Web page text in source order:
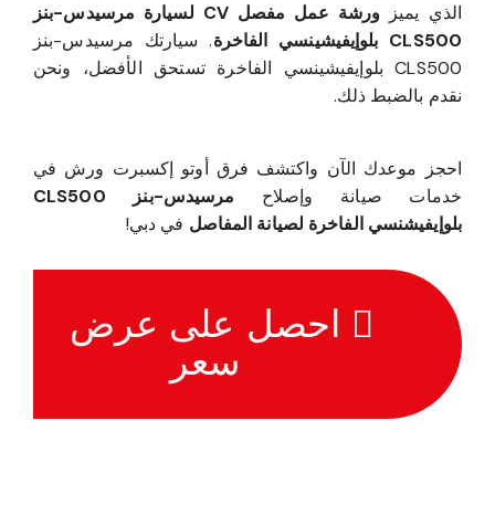
الذي يميز
ورشة عمل مفصل CV لسيارة مرسيدس-بنز
CLS500 بلوإيفيشينسي الفاخرة
. سيارتك مرسيدس-بنز
CLS500 بلوإيفيشينسي الفاخرة تستحق الأفضل، ونحن
نقدم بالضبط ذلك.
احجز موعدك الآن واكتشف فرق أوتو إكسبرت ورش في
خدمات صيانة وإصلاح
مرسيدس-بنز CLS500
بلوإيفيشنسي الفاخرة لصيانة المفاصل في دبي!
احصل على عرض
سعر